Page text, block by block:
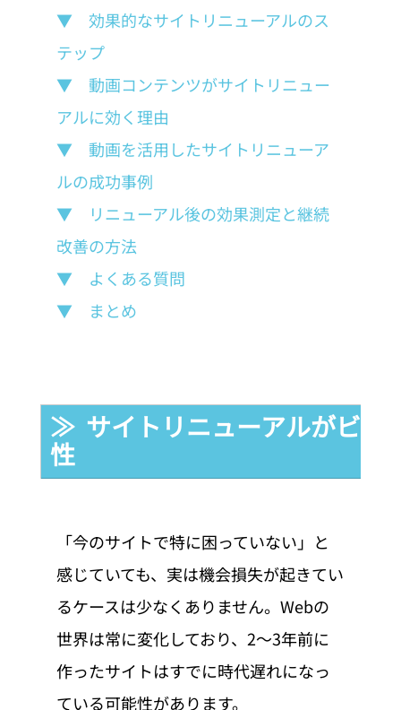
▼　効果的なサイトリニューアルのス
テップ
▼　動画コンテンツがサイトリニュー
アルに効く理由
▼　動画を活用したサイトリニューア
ルの成功事例
▼　リニューアル後の効果測定と継続
改善の方法
▼　よくある質問
▼　まとめ
≫  サイトリニューアルがビジ
性
「今のサイトで特に困っていない」と
感じていても、実は機会損失が起きてい
るケースは少なくありません。Webの
世界は常に変化しており、2〜3年前に
作ったサイトはすでに時代遅れになっ
ている可能性があります。